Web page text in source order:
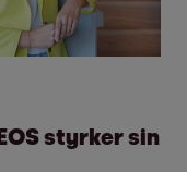
styrker sin